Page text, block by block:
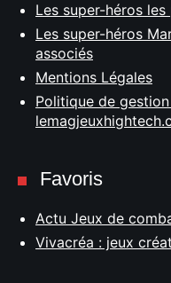
Les super-héros
Les super-héros
associés
Mentions Légales
Politique de
Favoris
Actu Jeux de
Vivacréa : jeux